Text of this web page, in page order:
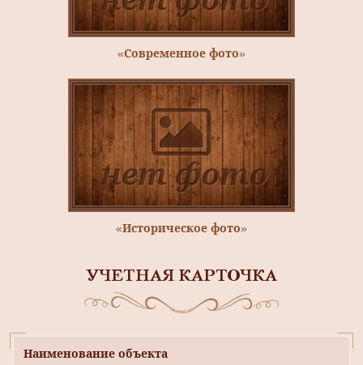
«Современное фото»
«Историческое фото»
УЧЕТНАЯ КАРТОЧКА
Наименование объекта